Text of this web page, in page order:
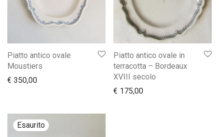
Piatto antico ovale
Moustiers
€ 350,00
Piatto antico ovale in
terracotta – Bordeaux
XVIII secolo
€ 175,00